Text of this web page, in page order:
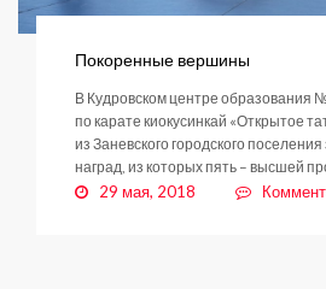
Покоренные вершины
В Кудровском центре образования
по карате киокусинкай «Открытое
из Заневского городского
наград, из которых пять – высшей
29 мая, 2018